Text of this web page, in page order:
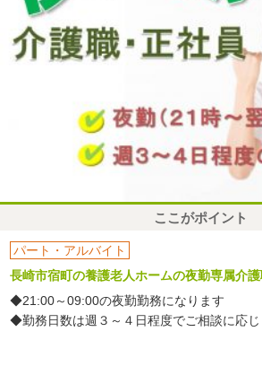
ここがポイント
パート・アルバイト
長崎市宿町の養護老人ホームの夜勤専属介
◆21:00～09:00の夜勤勤務になります
◆勤務日数は週３～４日程度でご相談に応じ